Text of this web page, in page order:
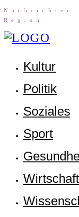
Nach­rich­ten
Region
Kul­tur
Poli­tik
Sozia­les
Sport
Wirt­schaft